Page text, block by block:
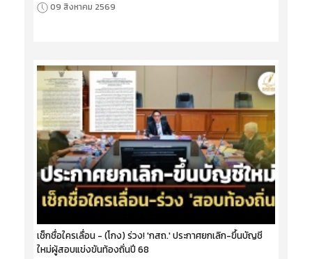
09 สิงหาคม 2569
เช็กชื่อใครเลื่อน - (โกง) ร่วง! 'กสถ.' ประกาศยกเลิก-ขึ้นบัญชี
ใหม่ผู้สอบแข่งขันท้องถิ่นปี 68